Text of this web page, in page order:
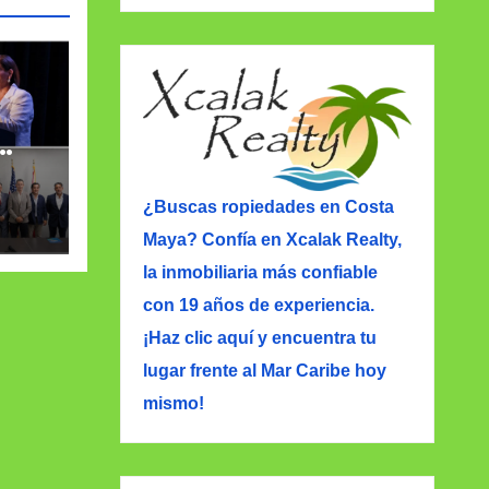
¿Buscas ropiedades en Costa
Maya? Confía en Xcalak Realty,
la inmobiliaria más confiable
con 19 años de experiencia.
¡Haz clic aquí y encuentra tu
lugar frente al Mar Caribe hoy
mismo!